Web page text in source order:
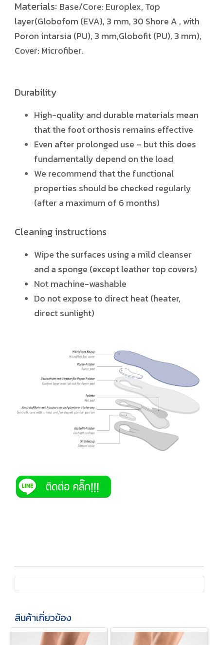
Materials: Base/Core: Europlex, Top
layer(Globofom (EVA), 3 mm, 30 Shore A , with
Poron intarsia (PU), 3 mm,Globofit (PU), 3 mm),
Cover: Microfiber.
Durability
High-quality and durable materials mean
that the foot orthosis remains effective
Even after prolonged use – but this does
fundamentally depend on the load
We recommend that the functional
properties should be checked regularly
(after a maximum of 6 months)
Cleaning instructions
Wipe the surfaces using a mild cleanser
and a sponge (except leather top covers)
Not machine-washable
Do not expose to direct heat (heater,
direct sunlight)
สินค้าเกี่ยวข้อง